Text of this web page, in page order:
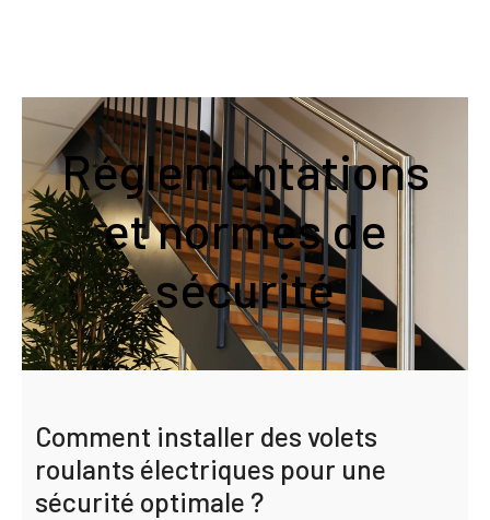
Réglementations
et normes de
sécurité
Comment installer des volets
roulants électriques pour une
sécurité optimale ?